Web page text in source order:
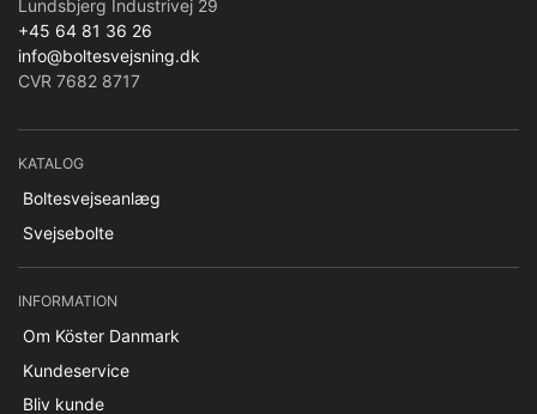
Lundsbjerg Industrivej 29
+45 64 81 36 26
info@boltesvejsning.dk
CVR 7682 8717
KATALOG
Boltesvejseanlæg
Svejsebolte
INFORMATION
Om Köster Danmark
Kundeservice
Bliv kunde